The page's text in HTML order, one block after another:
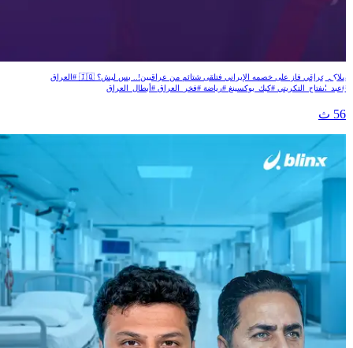
ملاكم عراقي فاز على خصمه الإيراني فتلقى شتائم من عراقيين!.. بس ليش؟ 🇮🇶 #العراق
#عبد_الفتاح_التكريتي #كيك_بوكسينغ #رياضة #فخر_العراق #أبطال_العراق
56 ث